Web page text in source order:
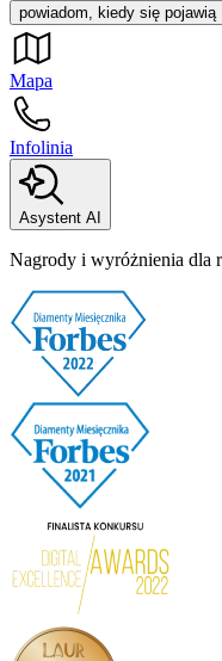
powiadom, kiedy się pojawią
Mapa
Infolinia
Asystent AI
Nagrody i wyróżnienia dla